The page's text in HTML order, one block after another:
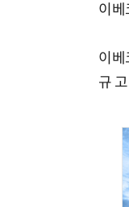
이베
이베
규